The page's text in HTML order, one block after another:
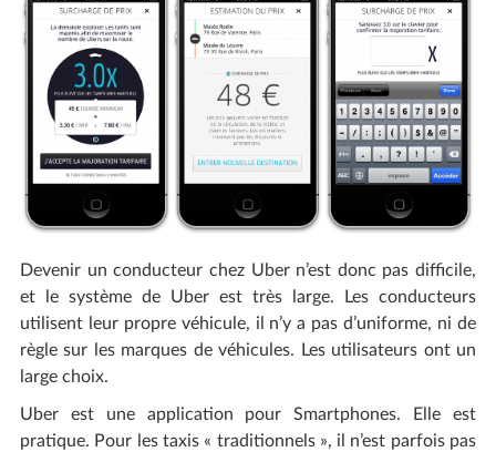
Devenir un conducteur chez Uber n’est donc pas difficile,
et le système de Uber est très large. Les conducteurs
utilisent leur propre véhicule, il n’y a pas d’uniforme, ni de
règle sur les marques de véhicules. Les utilisateurs ont un
large choix.
Uber est une application pour Smartphones. Elle est
pratique. Pour les taxis « traditionnels », il n’est parfois pas